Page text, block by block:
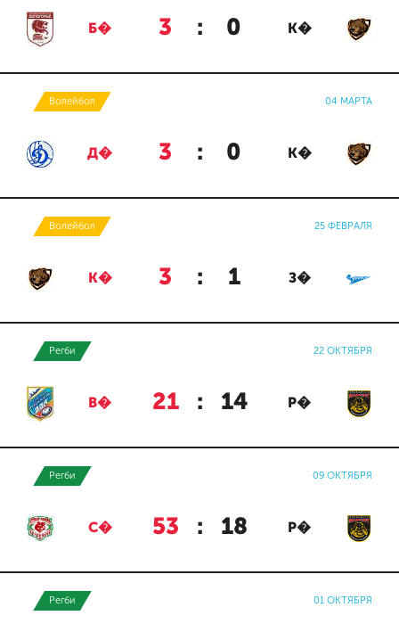
Б� 3 : 0 К�
Волейбол 04 МАРТА
Д� 3 : 0 К�
Волейбол 25 ФЕВРАЛЯ
К� 3 : 1 З�
Регби 22 ОКТЯБРЯ
В� 21 : 14 Р�
Регби 09 ОКТЯБРЯ
С� 53 : 18 Р�
Регби 01 ОКТЯБРЯ